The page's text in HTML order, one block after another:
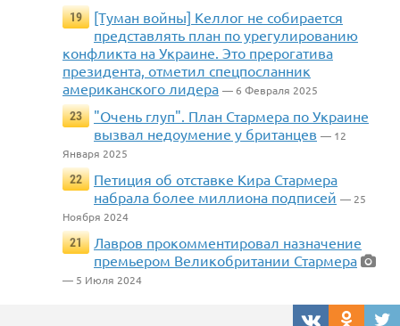
19
[Туман войны] Келлог не собирается
представлять план по урегулированию
конфликта на Украине. Это прерогатива
президента, отметил спецпосланник
американского лидера — 6 Февраля 2025
23
"Очень глуп". План Стармера по Украине
вызвал недоумение у британцев — 12
Января 2025
22
Петиция об отставке Кира Стармера
набрала более миллиона подписей — 25
Ноября 2024
21
Лавров прокомментировал назначение
премьером Великобритании Стармера
— 5 Июля 2024